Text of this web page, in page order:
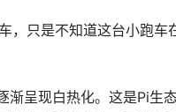
，只是不知道这台小跑车
渐呈现白热化。这是Pi生